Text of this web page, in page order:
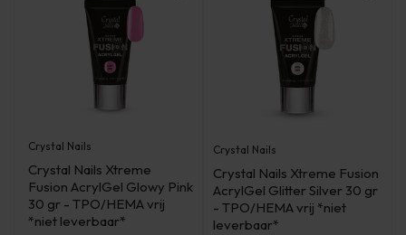
Crystal Nails
Crystal Nails Xtreme
Fusion AcrylGel Glowy Pink
30 gr - TPO/HEMA vrij
*niet leverbaar*
Crystal Nails
Crystal Nails Xtreme Fusion
AcrylGel Glitter Silver 30 gr
- TPO/HEMA vrij *niet
leverbaar*